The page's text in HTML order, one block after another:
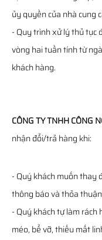
ủy quyền của nhà cung
- Quy trình xử lý thủ tục
vòng hai tuần tính từ
khách hàng.
CÔNG TY TNHH CÔNG
nhận đổi/trả hàng khi:
- Quý khách muốn thay
thông báo và thỏa
- Quý khách tự làm
méo, bể vỡ, thiếu mất